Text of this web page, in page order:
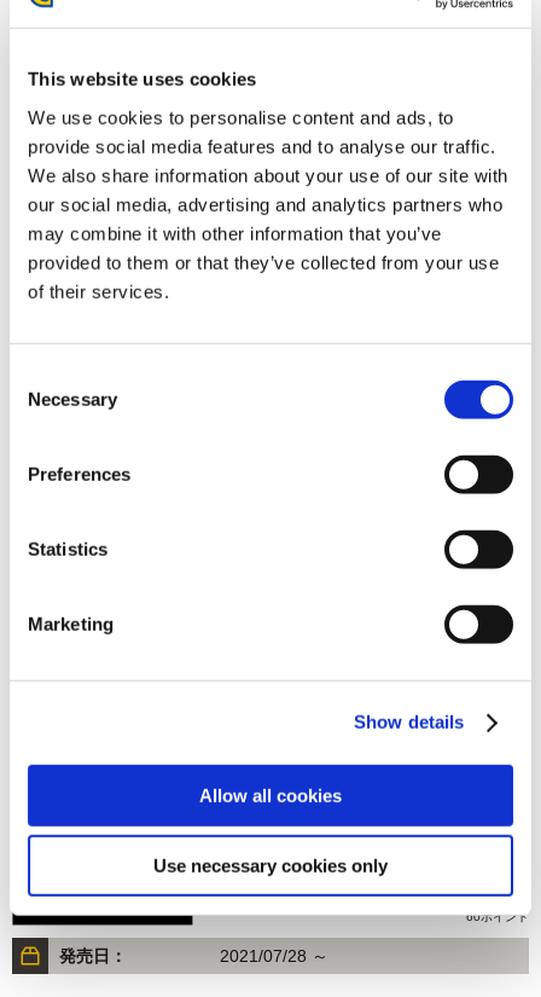
This website uses cookies
We use cookies to personalise content and ads, to
provide social media features and to analyse our traffic.
We also share information about your use of our site with
our social media, advertising and analytics partners who
may combine it with other information that you’ve
provided to them or that they’ve collected from your use
of their services.
Selection
Necessary
Preferences
Statistics
Marketing
Show details
Allow all cookies
Use necessary cookies only
1,680円(税込)
【アルバム】BIOHAZARD 6 Best Track Collection
1,200円(税込)
発売日：
1,200円(税込)
60ポイント
発売日： 2021/07/28 ～